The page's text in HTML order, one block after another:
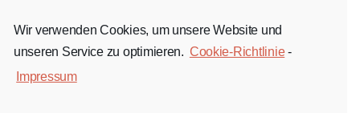
Jobs & Co
Kontakt
Wir verwenden Cookies, um unsere Website und
unseren Service zu optimieren. Cookie-Richtlinie-
Impressum